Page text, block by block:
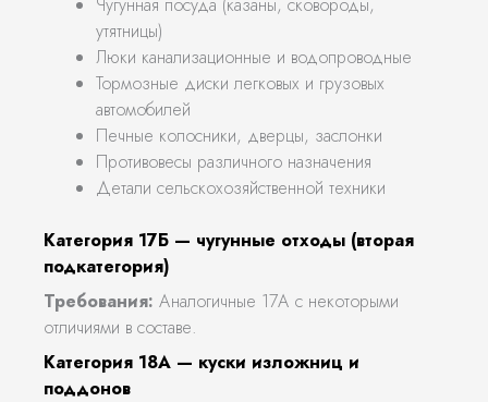
утятницы)
Люки канализационные и водопроводные
Тормозные диски легковых и грузовых
автомобилей
Печные колосники, дверцы, заслонки
Противовесы различного назначения
Детали сельскохозяйственной техники
Категория 17Б — чугунные отходы (вторая
подкатегория)
Требования: Аналогичные 17А с некоторыми
отличиями в составе.
Категория 18А — куски изложниц и
поддонов